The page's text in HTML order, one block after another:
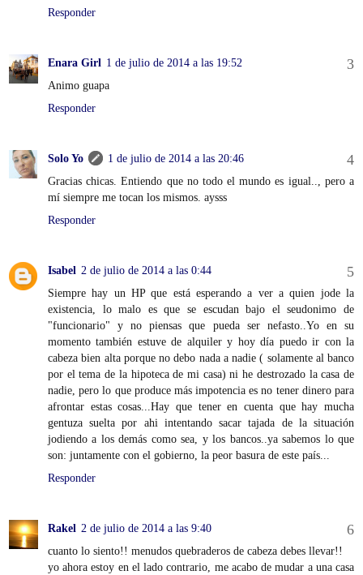
Responder
Enara Girl 1 de julio de 2014 a las 19:52
Animo guapa
Responder
Solo Yo
1 de julio de 2014 a las 20:46
Gracias chicas. Entiendo que no todo el mundo es igual.., pero a
mí siempre me tocan los mismos. aysss
Responder
Isabel 2 de julio de 2014 a las 0:44
Siempre hay un HP que está esperando a ver a quien jode la
existencia, lo malo es que se escudan bajo el seudonimo de
"funcionario" y no piensas que pueda ser nefasto..Yo en su
momento también estuve de alquiler y hoy día puedo ir con la
cabeza bien alta porque no debo nada a nadie ( solamente al banco
por el tema de la hipoteca de mi casa) ni he destrozado la casa de
nadie, pero lo que produce más impotencia es no tener dinero para
afrontar estas cosas...Hay que tener en cuenta que hay mucha
gentuza suelta por ahi intentando sacar tajada de la situación
jodiendo a los demás como sea, y los bancos..ya sabemos lo que
son: juntamente con el gobierno, la peor basura de este país...
Responder
Rakel 2 de julio de 2014 a las 9:40
cuanto lo siento!! menudos quebraderos de cabeza debes llevar!!
yo ahora estoy en el lado contrario, me acabo de mudar a una casa